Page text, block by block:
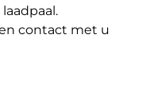
contact met u